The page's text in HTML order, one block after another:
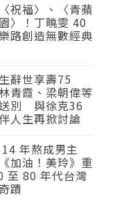
祝福〉、〈青蘋
〉！丁曉雯 40
路創造無數經典
辭世享壽75
青霞、梁朝偉等
別 與徐克36
人生再掀討論
年熬成男主
加油！美玲》重
至 80 年代台灣
蹟